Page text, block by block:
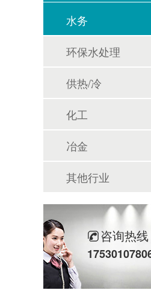
水务
环保水处理
供热/冷
化工
冶金
其他行业
咨询热线